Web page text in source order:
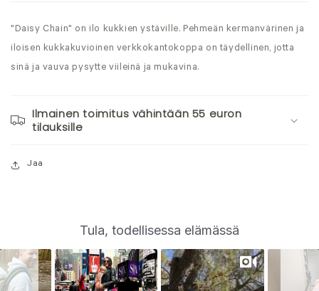
"Daisy Chain" on ilo kukkien ystäville. Pehmeän kermanvärinen ja
iloisen kukkakuvioinen verkkokantokoppa on täydellinen, jotta
sinä ja vauva pysytte viileinä ja mukavina.
Ilmainen toimitus vähintään 55 euron
tilauksille
Jaa
d
e
Tula, todellisessa elämässä